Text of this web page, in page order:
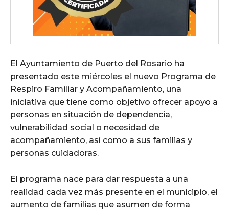
El Ayuntamiento de Puerto del Rosario ha
presentado este miércoles el nuevo Programa de
Respiro Familiar y Acompañamiento, una
iniciativa que tiene como objetivo ofrecer apoyo a
personas en situación de dependencia,
vulnerabilidad social o necesidad de
acompañamiento, así como a sus familias y
personas cuidadoras.
El programa nace para dar respuesta a una
realidad cada vez más presente en el municipio, el
aumento de familias que asumen de forma